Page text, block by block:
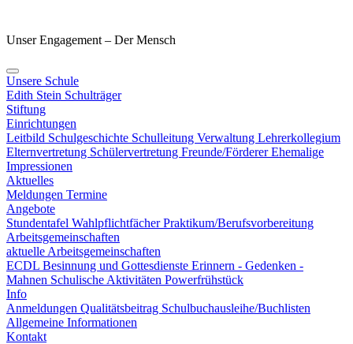
Unser Engagement – Der Mensch
Unsere Schule
Edith Stein Schulträger
Stiftung
Einrichtungen
Leitbild Schulgeschichte Schulleitung Verwaltung Lehrerkollegium
Elternvertretung Schülervertretung Freunde/FördererEhemalige
Impressionen
Aktuelles
Meldungen Termine
Angebote
Stundentafel WahlpflichtfächerPraktikum/Berufsvorbereitung
Arbeitsgemeinschaften
aktuelle Arbeitsgemeinschaften
ECDL Besinnung und Gottesdienste Erinnern - Gedenken -
Mahnen Schulische Aktivitäten Powerfrühstück
Info
Anmeldungen Qualitätsbeitrag Schulbuchausleihe/Buchlisten
Allgemeine Informationen
Kontakt